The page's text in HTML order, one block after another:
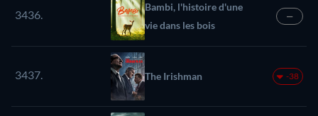
3436.
Bambi, l'histoire d'une
vie dans les bois
—
3437. The Irishman -38